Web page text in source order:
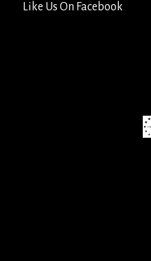
Like Us On Facebook